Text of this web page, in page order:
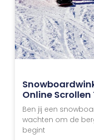
Online
Ben jij een
wachten om de
begint